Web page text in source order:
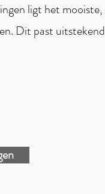
ligt het mooiste,
Dit past uitstekend